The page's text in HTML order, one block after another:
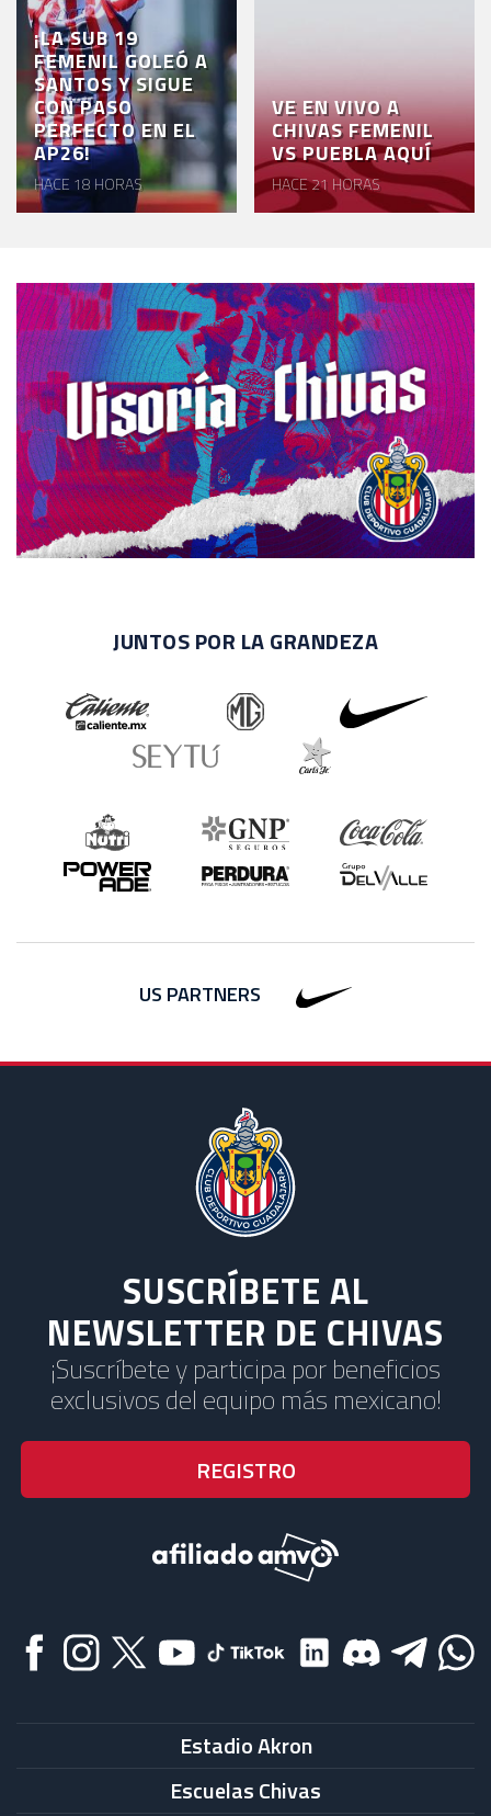
¡LA SUB 19
FEMENIL GOLEÓ A
SANTOS Y SIGUE
CON PASO
PERFECTO EN EL
AP26!
HACE 18 HORAS
VE EN VIVO A
CHIVAS FEMENIL
VS PUEBLA AQUÍ
HACE 21 HORAS
JUNTOS POR LA GRANDEZA
US PARTNERS
SUSCRÍBETE AL
NEWSLETTER DE CHIVAS
¡Suscríbete y participa por beneficios
exclusivos del equipo más mexicano!
Estadio Akron
Escuelas Chivas